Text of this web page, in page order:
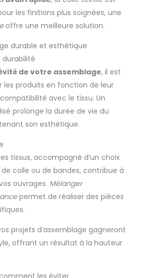
les finitions plus soignées, une
offre une meilleure solution.
durable et esthétique
durabilité
de votre assemblage, il est
les produits en fonction de leur
avec le tissu. Un
prolonge la durée de vie du
son esthétique.
tissus, accompagné d’un choix
colle ou de bandes, contribue à
ouvrages. Mélanger
permet de réaliser des pièces
projets d’assemblage gagneront
offrant un résultat à la hauteur